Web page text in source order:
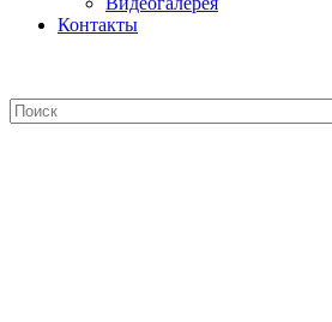
Контакты